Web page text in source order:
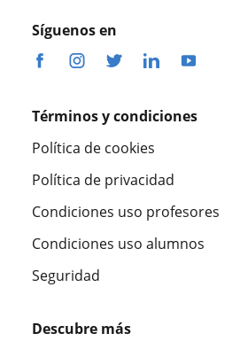
Síguenos en
Términos y condiciones
Política de cookies
Política de privacidad
Condiciones uso profesores
Condiciones uso alumnos
Seguridad
Descubre más